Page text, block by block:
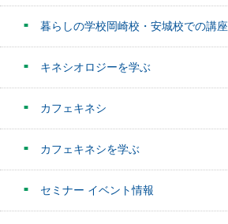
暮らしの学校岡崎校・安城校での講座
キネシオロジーを学ぶ
カフェキネシ
カフェキネシを学ぶ
セミナー イベント情報